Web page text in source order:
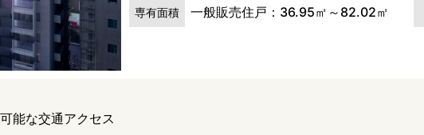
専有面積 一般販売住戸：36.95㎡～82.02㎡
能な交通アクセス